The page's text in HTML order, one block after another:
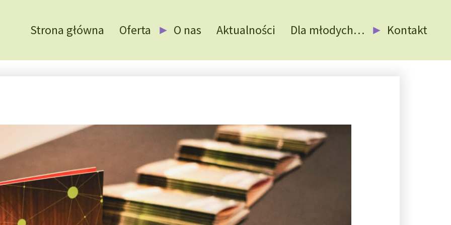
Strona główna Oferta O nas Aktualności Dla młodych… Kontakt